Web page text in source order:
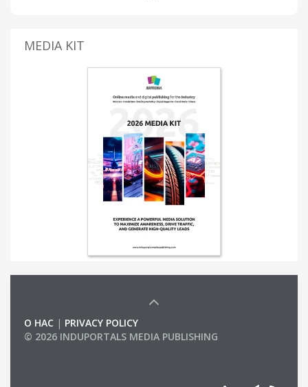
MEDIA KIT
О НАС | PRIVACY POLICY
© 2026 INDUPORTALS MEDIA PUBLISHING